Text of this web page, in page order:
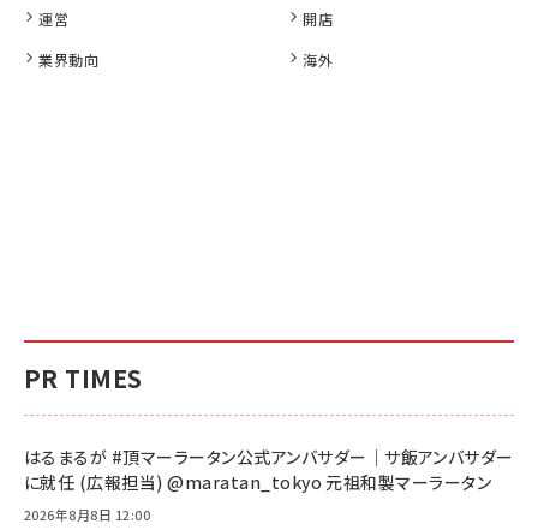
PR TIMES
はるまるが #頂マーラータン公式アンバサダー｜サ飯アンバサダー
に就任 (広報担当) @maratan_tokyo 元祖和製マーラータン
2026年8月8日 12:00
運営
開店
業界動向
海外